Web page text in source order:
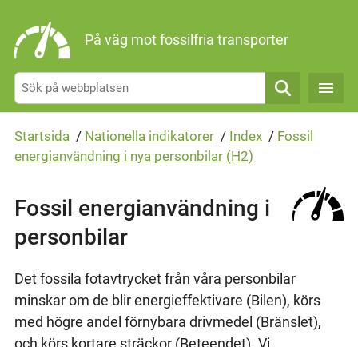
På väg mot fossilfria transporter
Sök
Startsida / Nationella indikatorer / Index / Fossil
energianvändning i nya personbilar (H2)
Fossil energianvändning i
personbilar
Det fossila fotavtrycket från våra personbilar
minskar om de blir energieffektivare (Bilen), körs
med högre andel förnybara drivmedel (Bränslet),
och körs kortare sträckor (Beteendet). Vi